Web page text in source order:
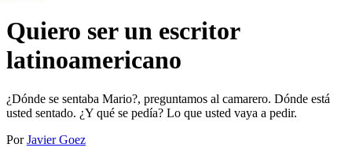
Quiero ser un escritor
latinoamericano
¿Dónde se sentaba Mario?, preguntamos al camarero. Dónde está
usted sentado. ¿Y qué se pedía? Lo que usted vaya a pedir.‍
Por Javier Goez